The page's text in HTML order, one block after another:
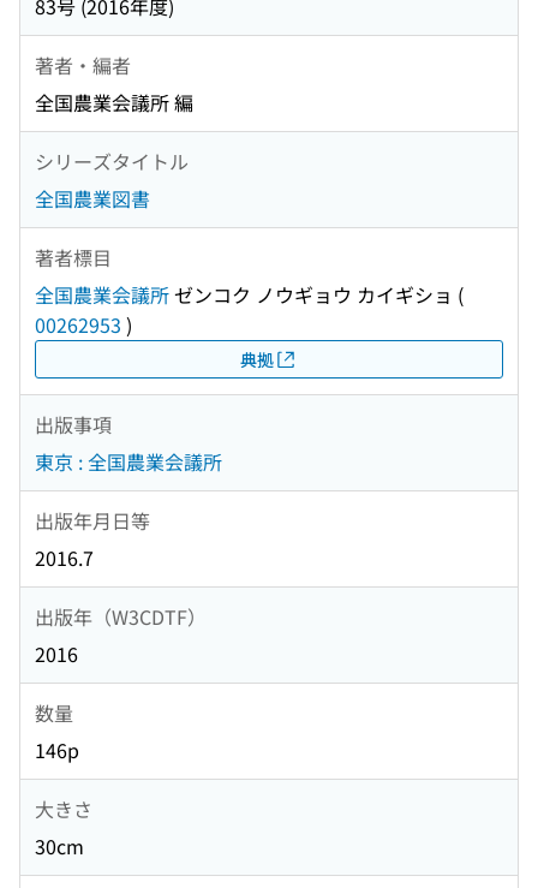
83号 (2016年度)
著者・編者
全国農業会議所 編
シリーズタイトル
全国農業図書
著者標目
全国農業会議所ゼンコク ノウギョウ カイギショ (
00262953 )
典拠
出版事項
東京 : 全国農業会議所
出版年月日等
2016.7
出版年（W3CDTF）
2016
数量
146p
大きさ
30cm